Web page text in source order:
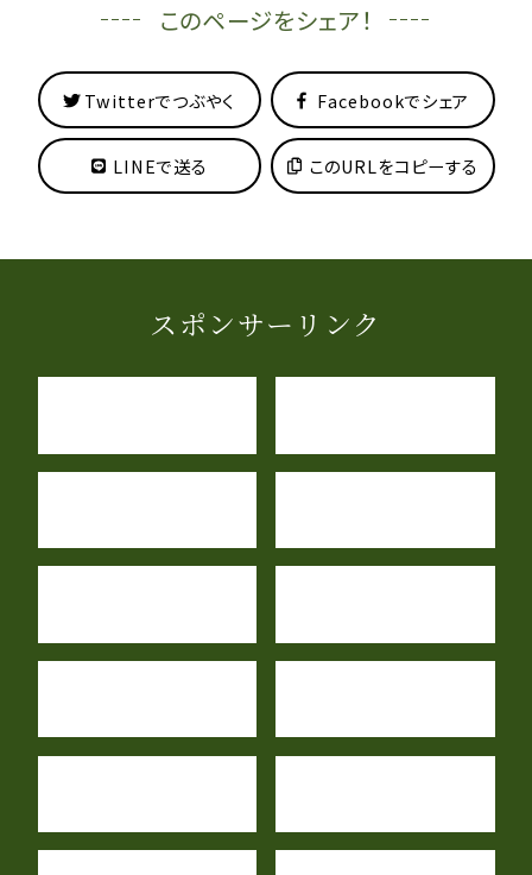
このページをシェア！
Twitterでつぶやく Facebookでシェア
LINEで送る このURLをコピーする
スポンサーリンク